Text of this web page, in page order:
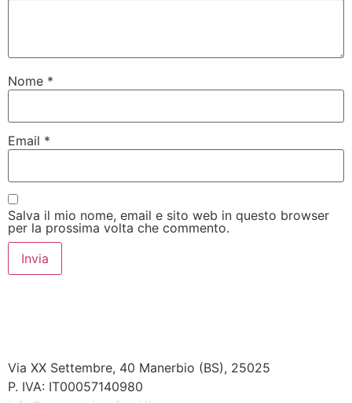
Nome *
Email *
Salva il mio nome, email e sito web in questo browser
per la prossima volta che commento.
Via XX Settembre, 40 Manerbio (BS), 25025
P. IVA: IT00057140980